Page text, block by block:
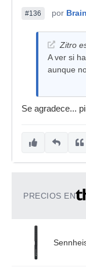
#136 por
Zitro
A ver si
aunque
Se agradece...
PRECIOS EN